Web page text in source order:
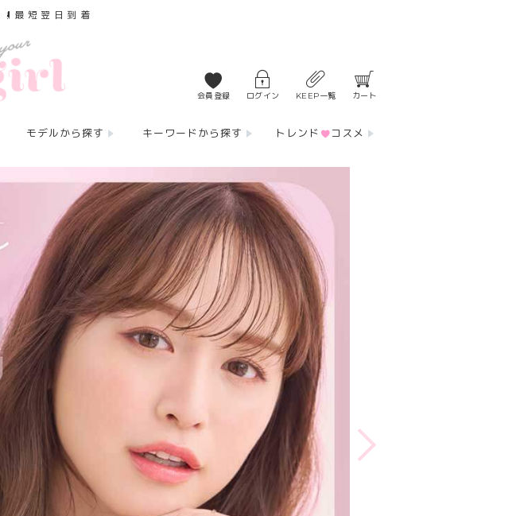
最短翌日到着
会員登録 ログイン KEEP一覧 カート
モデルから探す キーワードから探す トレンド コスメ